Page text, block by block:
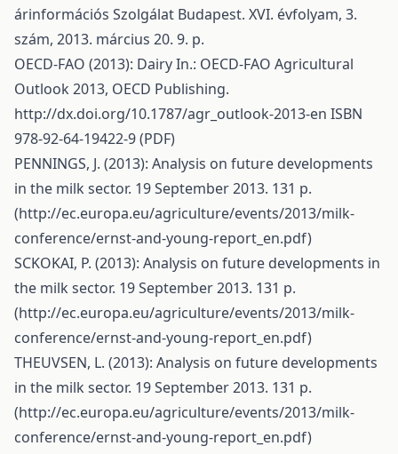
árinformációs Szolgálat Budapest. XVI. évfolyam, 3.
szám, 2013. március 20. 9. p.
OECD-FAO (2013): Dairy In.: OECD-FAO Agricultural
Outlook 2013, OECD Publishing.
http://dx.doi.org/10.1787/agr_outlook-2013-en ISBN
978-92-64-19422-9 (PDF)
PENNINGS, J. (2013): Analysis on future developments
in the milk sector. 19 September 2013. 131 p.
(http://ec.europa.eu/agriculture/events/2013/milk-
conference/ernst-and-young-report_en.pdf)
SCKOKAI, P. (2013): Analysis on future developments in
the milk sector. 19 September 2013. 131 p.
(http://ec.europa.eu/agriculture/events/2013/milk-
conference/ernst-and-young-report_en.pdf)
THEUVSEN, L. (2013): Analysis on future developments
in the milk sector. 19 September 2013. 131 p.
(http://ec.europa.eu/agriculture/events/2013/milk-
conference/ernst-and-young-report_en.pdf)